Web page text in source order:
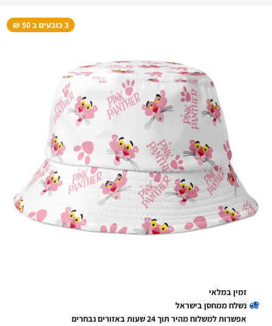
3 כובעים ב 50 ₪
זמין במלאי
נשלח ממחסן בישראל
אפשרות למשלוח מהיר תוך 24 שעות באזורים נבחרים